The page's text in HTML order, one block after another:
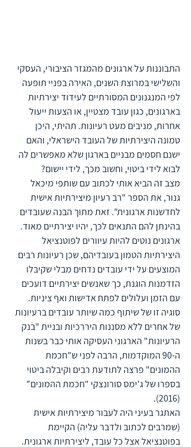
התבוננות על ארגונים מהמגזר הציבורי, העסקי
והשלישי במרוצת השנים, האירה בפניי תופעה
לפי המנגנונים המסורתיים לעידוד יצירתיות
בארגונים, כגון עובד מצטיין, או הצעות ייעול
אחרות, מניבים מעט רעיונות. תהיתי, היכן
טמונה היצירתיות של העובד הישראלי, והאם
ישנם חסמים מבניים בארגון שלא מאפשרים לה
לבוא לידי ביטוי, וחשוב מכך, לידי יישום?
מצב זה הביא אותי לכתוב עם שותפי מיכאל
גנור, את הספר "רב רעיון מיצירתיות אישית
לחדשנות ארגונית". זאת מתוך הבנה שעובדים
בהינתן להם התנאים לכך, יהיו יצירתיים מאוד.
ארגונים נוטים להיות עיוורים לפוטנציאל
היצירתיות הטמון בעובדיהם, שכן רעיונות רבים
המוצעים על ידי עובדים נדחים מבלי שקיבלו
הזדמנות הוגנת, כך שאנשים יצירתיים דועכים
עם הזמן ועלולים לפתח אדישות ואף ציניות.
סוגיה זו של שיתוף כמה שיותר עובדים ברעיונות
של אחרים ללא מסננות היררכיות ובניית "בנק
הרעיונות" הארגוני העסיקה אותי כבר בשנות
ה-90 המוקדמות, הרבה לפני ש"חכמת
ההמונים" פרצה לתודעת רבים וקיבלה ביטוי
בספרו של ג'ימס סורונצקי "חכמת ההמונים"
(2016).
האתגר בעיני היה לעבור מיצירתיות אישית
(שמרבים לכתוב ולדבר עליה) הקיימת
בפוטנציאל אצל כל עובד, ליצירתיות ארגונית.